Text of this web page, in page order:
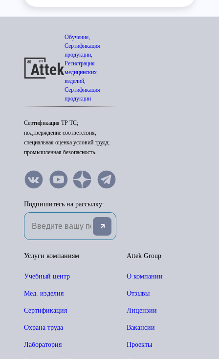
Обучение,
Сертификация
продукции,
Регистрация
медицинских
изделий,
Сертификация
продукции
Сертификация ТР ТС;
подтверждение соответствия;
специальная оценка условий труда;
промышленная безопасность.
Подпишитесь на рассылку:
Attek Group
О компании
Отзывы
Лицензии
Вакансии
Проекты
Услуги компаниям
Учебный центр
Мед. изделия
Сертификация
Охрана труда
Лаборатория